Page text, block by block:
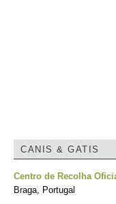
CANIS & GATIS
Centro de Recolha
Braga, Portugal